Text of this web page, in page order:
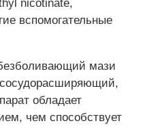
nicotinate,
вспомогательные
мази
обладает
чем способствует